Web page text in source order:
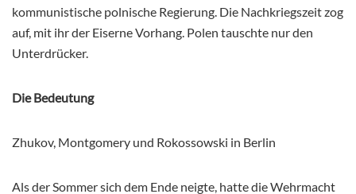
kommunistische polnische Regierung. Die Nachkriegszeit zog
auf, mit ihr der Eiserne Vorhang. Polen tauschte nur den
Unterdrücker.
Die Bedeutung
Zhukov, Montgomery und Rokossowski in Berlin
Als der Sommer sich dem Ende neigte, hatte die Wehrmacht